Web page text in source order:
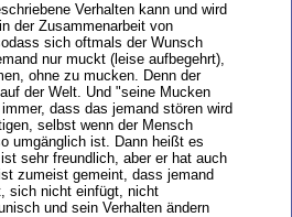
Verhalten kann und wird
der Zusammenarbeit von
sich oftmals der Wunsch
nur muckt (leise aufbegehrt),
ohne zu mucken. Denn der
der Welt. Und "seine Mucken
dass das jemand stören wird
selbst wenn der Mensch
umgänglich ist. Dann heißt es
sehr freundlich, aber er hat auch
zumeist gemeint, dass jemand
sich nicht einfügt, nicht
und sein Verhalten ändern